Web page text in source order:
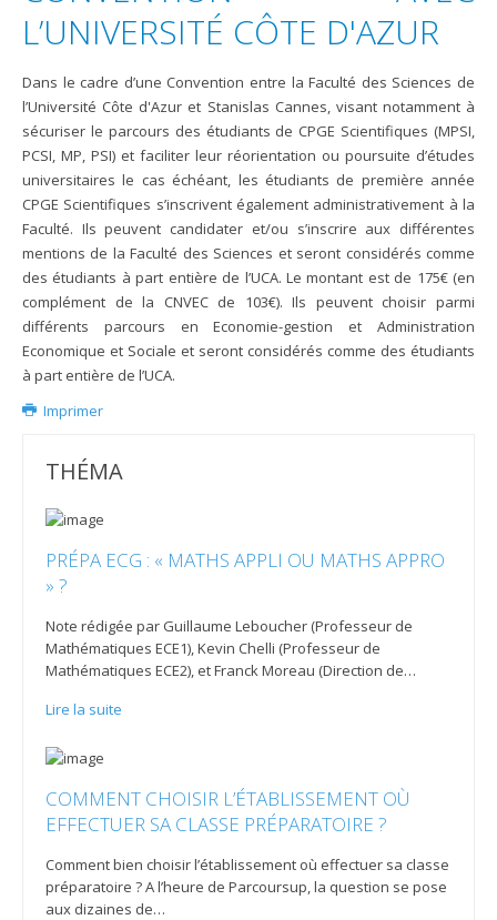
L’UNIVERSITÉ CÔTE D'AZUR
Dans le cadre d’une Convention entre la Faculté des Sciences de
l’Université Côte d'Azur et Stanislas Cannes, visant notamment à
sécuriser le parcours des étudiants de CPGE Scientifiques (MPSI,
PCSI, MP, PSI) et faciliter leur réorientation ou poursuite d’études
universitaires le cas échéant, les étudiants de première année
CPGE Scientifiques s’inscrivent également administrativement à la
Faculté. Ils peuvent candidater et/ou s’inscrire aux différentes
mentions de la Faculté des Sciences et seront considérés comme
des étudiants à part entière de l’UCA. Le montant est de 175€ (en
complément de la CNVEC de 103€). Ils peuvent choisir parmi
différents parcours en Economie-gestion et Administration
Economique et Sociale et seront considérés comme des étudiants
à part entière de l’UCA.
Imprimer
THÉMA
PRÉPA ECG : « MATHS APPLI OU MATHS APPRO
» ?
Note rédigée par Guillaume Leboucher (Professeur de
Mathématiques ECE1), Kevin Chelli (Professeur de
Mathématiques ECE2), et Franck Moreau (Direction de…
Lire la suite
COMMENT CHOISIR L’ÉTABLISSEMENT OÙ
EFFECTUER SA CLASSE PRÉPARATOIRE ?
Comment bien choisir l’établissement où effectuer sa classe
préparatoire ? A l’heure de Parcoursup, la question se pose
aux dizaines de…